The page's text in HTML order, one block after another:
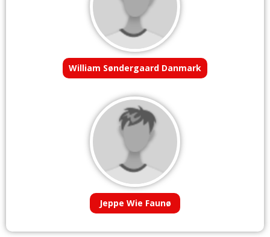
William Søndergaard Danmark
Jeppe Wie Faunø